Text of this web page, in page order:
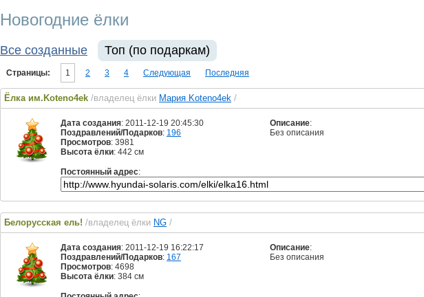
Новогодние ёлки
Все созданные Топ (по подаркам)
Страницы: 1 2 3 4 Следующая Последняя
Ёлка им.Koteno4ek /владелец ёлки Мария Koteno4ek /
Дата создания: 2011-12-19 20:45:30
Поздравлений/Подарков: 196
Просмотров: 3981
Высота ёлки: 442 см
Описание:
Без описания
Постоянный адрес:
Белорусская ель! /владелец ёлки NG /
Дата создания: 2011-12-19 16:22:17
Поздравлений/Подарков: 167
Просмотров: 4698
Высота ёлки: 384 см
Описание:
Без описания